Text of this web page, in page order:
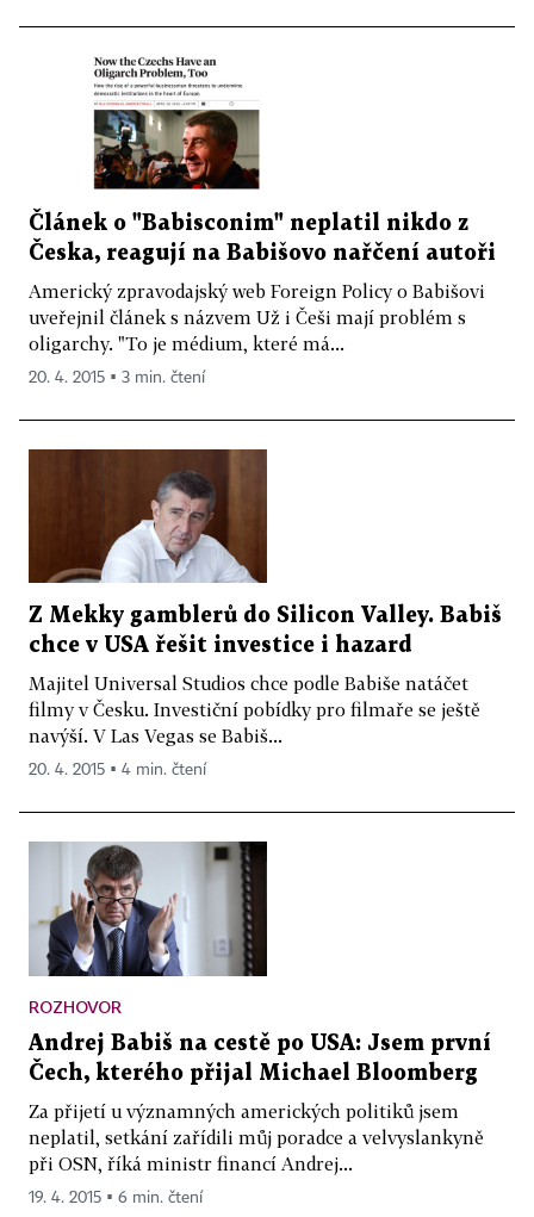
Článek o "Babisconim" neplatil nikdo z
Česka, reagují na Babišovo nařčení autoři
Americký zpravodajský web Foreign Policy o Babišovi
uveřejnil článek s názvem Už i Češi mají problém s
oligarchy. "To je médium, které má...
20. 4. 2015 ▪ 3 min. čtení
Z Mekky gamblerů do Silicon Valley. Babiš
chce v USA řešit investice i hazard
Majitel Universal Studios chce podle Babiše natáčet
filmy v Česku. Investiční pobídky pro filmaře se ještě
navýší. V Las Vegas se Babiš...
20. 4. 2015 ▪ 4 min. čtení
ROZHOVOR
Andrej Babiš na cestě po USA: Jsem první
Čech, kterého přijal Michael Bloomberg
Za přijetí u významných amerických politiků jsem
neplatil, setkání zařídili můj poradce a velvyslankyně
při OSN, říká ministr financí Andrej...
19. 4. 2015 ▪ 6 min. čtení